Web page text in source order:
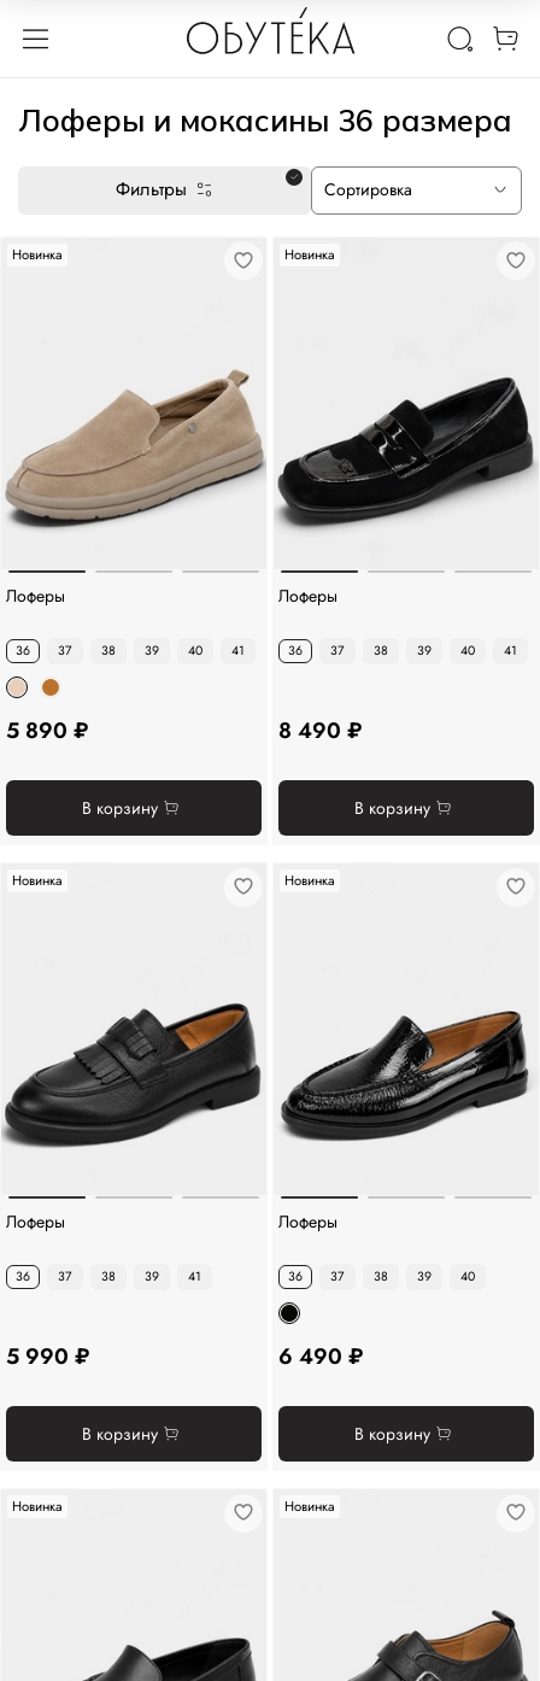
Лоферы и мокасины 36 размера
Фильтры
Новинка
Лоферы
36 37 38 39 40 41
5 890 ₽
В корзину
Новинка
Лоферы
36 37 38 39 40 41
8 490 ₽
В корзину
Новинка
Лоферы
36 37 38 39 41
5 990 ₽
В корзину
Новинка
Лоферы
36 37 38 39 40
6 490 ₽
В корзину
Новинка Новинка